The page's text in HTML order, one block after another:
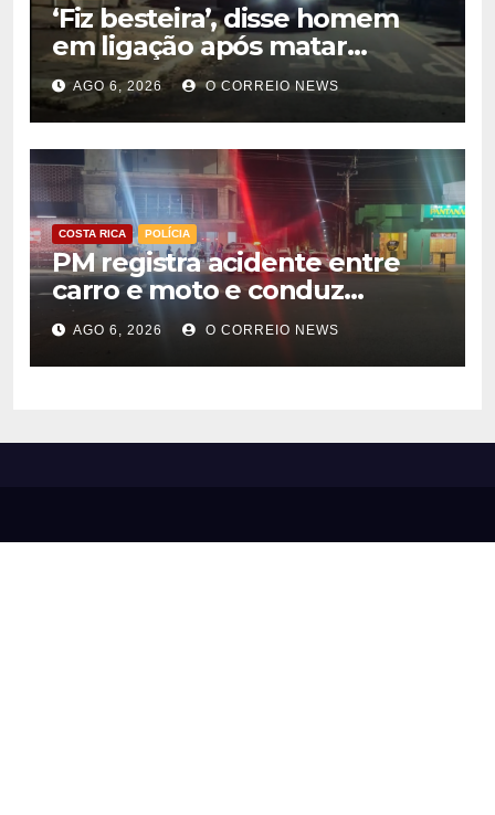
‘Fiz besteira’, disse homem
em ligação após matar
companheira com facadas
nas costas em Rio Verde
AGO 6, 2026 O CORREIO NEWS
COSTA RICA POLÍCIA
PM registra acidente entre
carro e moto e conduz
motorista à Delegacia em
Costa Rica
AGO 6, 2026 O CORREIO NEWS